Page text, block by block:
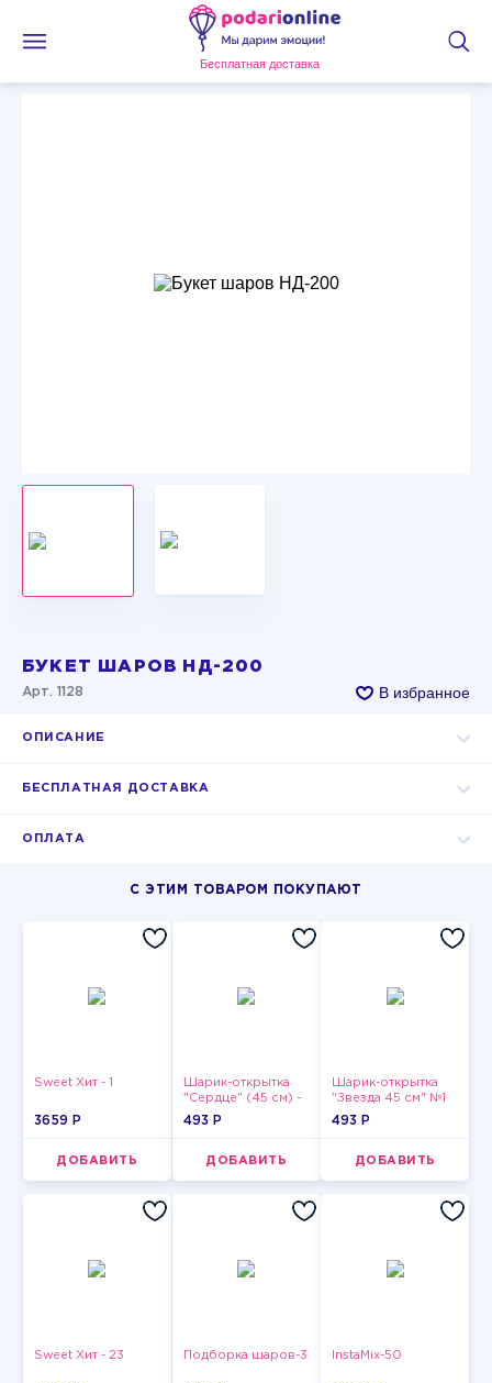
Бесплатная доставка
БУКЕТ ШАРОВ НД-200
Арт. 1128 В избранное
ОПИСАНИЕ
БЕСПЛАТНАЯ ДОСТАВКА
ОПЛАТА
С ЭТИМ ТОВАРОМ ПОКУПАЮТ
Sweet Хит - 1
3659 P
ДОБАВИТЬ
Шарик-открытка
"Сердце" (45 см) -
2
493 P
ДОБАВИТЬ
Шарик-открытка
"Звезда 45 см" №1
493 P
ДОБАВИТЬ
Sweet Хит - 23 Подборка шаров-3 InstaMix-50